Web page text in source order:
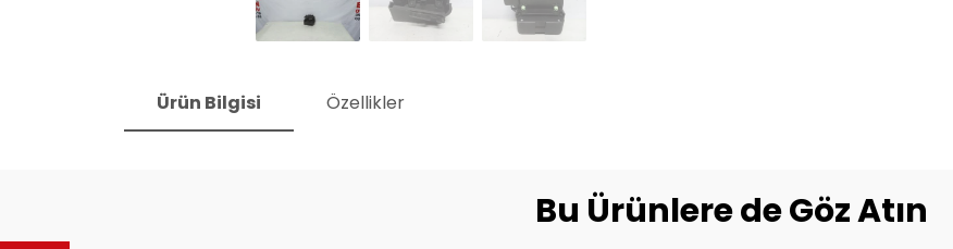
Ürün Bilgisi Özellikler
Bu Ürünlere de Göz Atın